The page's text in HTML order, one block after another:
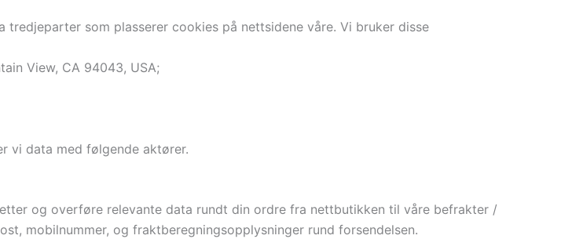
som plasserer cookies på nettsidene våre. Vi bruker disse
View, CA 94043, USA;
vi data med følgende aktører.
og overføre relevante data rundt din ordre fra nettbutikken til våre befrakter /
mobilnummer, og fraktberegningsopplysninger rund forsendelsen.